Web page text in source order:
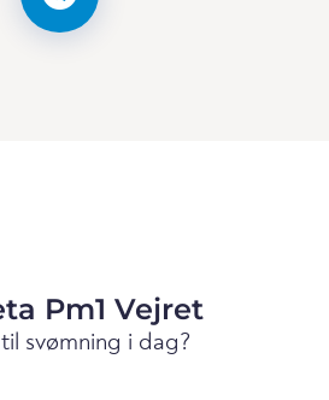
Pm1 Vejret
svømning i dag?